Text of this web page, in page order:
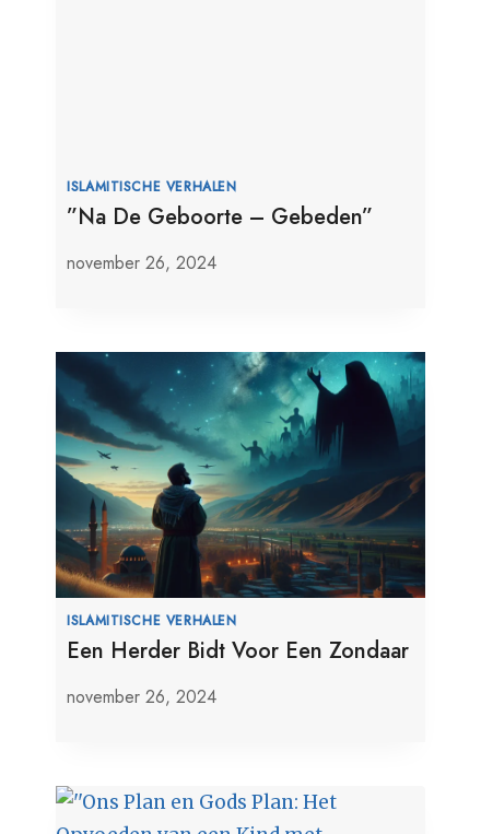
ISLAMITISCHE VERHALEN
”Na De Geboorte – Gebeden”
november 26, 2024
ISLAMITISCHE VERHALEN
Een Herder Bidt Voor Een Zondaar
november 26, 2024